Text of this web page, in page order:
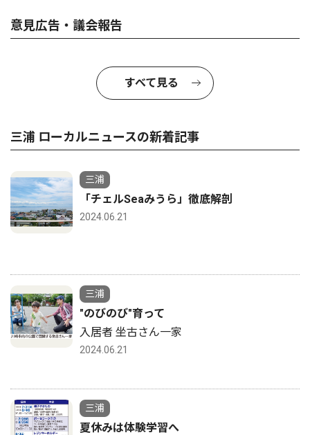
意見広告・議会報告
すべて見る
三浦 ローカルニュースの新着記事
三浦
「チェルSeaみうら」徹底解剖
2024.06.21
三浦
"のびのび"育って
入居者 坐古さん一家
2024.06.21
三浦
夏休みは体験学習へ